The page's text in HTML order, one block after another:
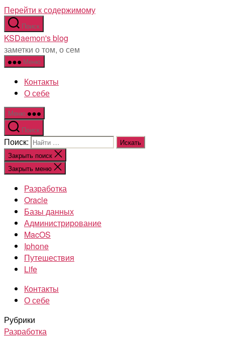
Перейти к содержимому
Поиск
KSDaemon's blog
заметки о том, о сем
Меню
Контакты
О себе
Меню
Поиск
Поиск:
Закрыть поиск
Закрыть меню
Разработка
Oracle
Базы данных
Администрирование
MacOS
Iphone
Путешествия
Life
Контакты
О себе
Рубрики
Разработка